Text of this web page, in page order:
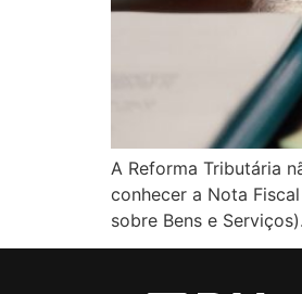
A Reforma Tributária
conhecer a Nota
sobre Bens e